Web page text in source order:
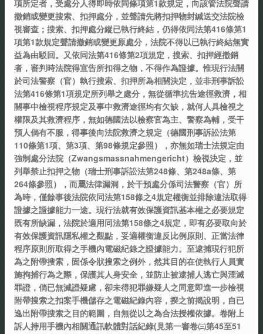
項所定者，受處分人得即時依同條項第1款規定，向該管法院聲請
撤銷或變更搜索、扣押處分，並聲請先將扣押物封緘送交法院檢
視審查；搜索、扣押處分縱已執行終結，仍得依同法第416條第1
項第1款規定聲請撤銷或變更原處分，法院不得以已執行終結無實
益為由駁回。又依同法第416條第2項規定，搜索、扣押經撤銷
者，審判時法院得宣告所扣得之物，不得作為證據。惟現行法關
於司法警察（官）執行搜索、扣押所為相關決定，並非刑事訴訟
法第416條第1項規定所列舉之處分，無從循準抗告途徑救濟，相
關事中檢視程序規定及事中救濟途徑均有欠缺，就何人具檢視之
權限及其救濟程序，無如德國法以檢察官為主、警察為輔，受干
預人倘有不服，得事後向法院救濟之規定（德國刑事訴訟法第
110條第1項、第3項、第98條規定參照），亦無如瑞士法規定由
強制處分法院（Zwangsmassnahmengericht）檢視決定，並
列舉禁止扣押之物（瑞士刑事訴訟法第248條、第248a條、第
264條參照），而屬法律漏洞，於干預處分係司法警察（官）所
為時，僅餘事後法院依同法第158條之4規定權衡並排除違法取得
證據之證據能力一途。現行法就有效保護資訊基本權之必要規定
既有所缺漏，法院於適用同法第158條之4規定，即有必要取向於
有效保護資訊隱私權之觀點，妥適權衡違反比例原則、正當法律
程序原則所取得之手機內電磁紀錄之證據能力。至逮捕現行犯所
為之附帶搜索，固係令狀搜索之例外，然其目的在使執行人員實
施拘捕行為之際，保護其人身安全，並防止被逮捕人逃亡與湮滅
罪證，倘已無滅證疑慮，卻未得犯罪嫌疑人之同意即進一步檢視
附帶搜索之扣案手機儲存之電磁紀錄內容，揆之前揭說明，自已
逸出附帶搜索之目的範圍，自無從以之為合法授權依據。卷附上
訴人持用手機內相關通訊軟體對話紀錄(見第一審卷㈢第45至51